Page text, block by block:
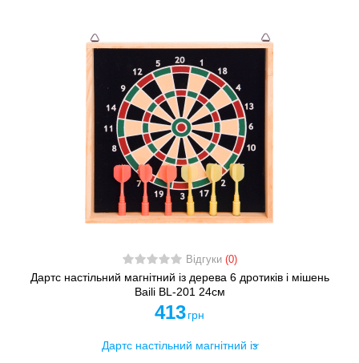
Відгуки (0)
Дартс настільний магнітний із дерева 6 дротиків і мішень
Baili BL-201 24см
413 грн